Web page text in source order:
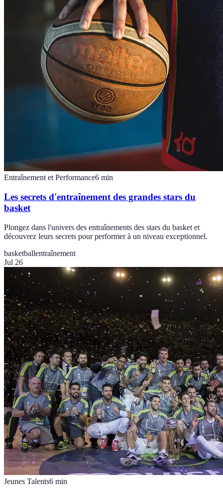
Entraînement et Performance6 min
Les secrets d'entraînement des grandes stars du
basket
Plongez dans l'univers des entraînements des stars du basket et
découvrez leurs secrets pour performer à un niveau exceptionnel.
basketballentraînement
Jul 26
Jeunes Talents6 min